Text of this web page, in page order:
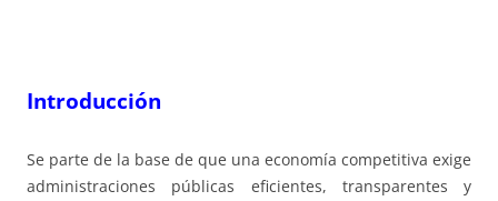
Introducción
Se parte de la base de que una economía competitiva exige
administraciones públicas eficientes, transparentes y